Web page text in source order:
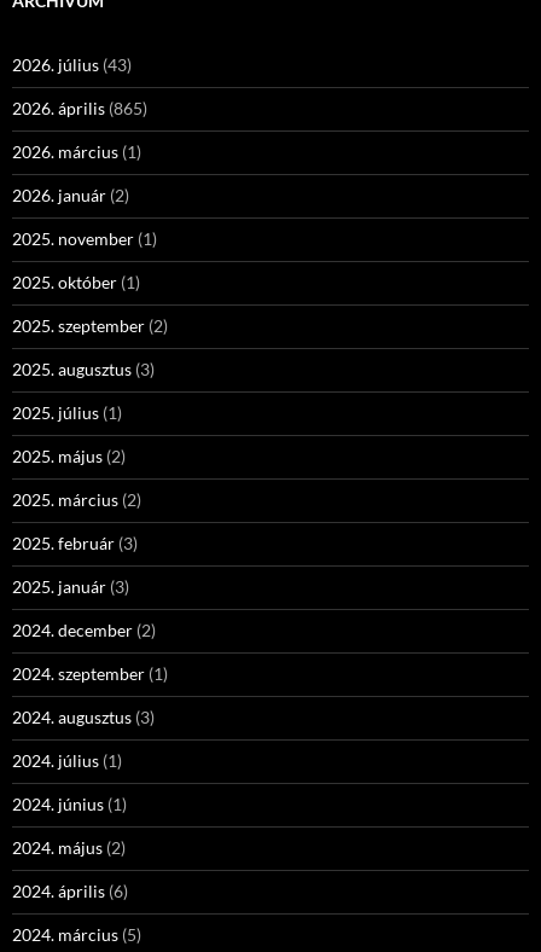
2026. július (43)
2026. április (865)
2026. március (1)
2026. január (2)
2025. november (1)
2025. október (1)
2025. szeptember (2)
2025. augusztus (3)
2025. július (1)
2025. május (2)
2025. március (2)
2025. február (3)
2025. január (3)
2024. december (2)
2024. szeptember (1)
2024. augusztus (3)
2024. július (1)
2024. június (1)
2024. május (2)
2024. április (6)
2024. március (5)